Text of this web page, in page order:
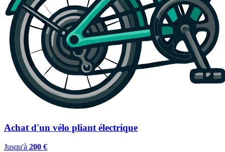
Achat d'un vélo pliant électrique
Jusqu'à 200 €